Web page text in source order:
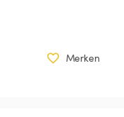
Merken